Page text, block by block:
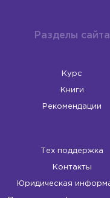
Разделы сайта
Курс
Книги
Рекомендации
Тех поддержка
Контакты
Юридическая